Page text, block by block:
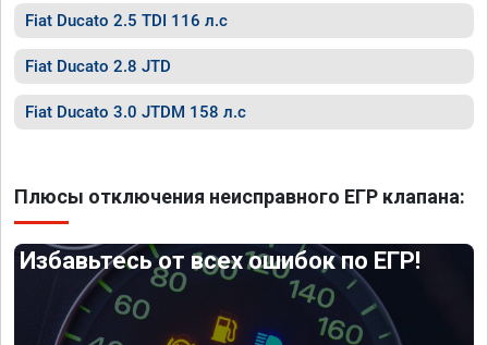
Fiat Ducato 2.5 TDI 116 л.с
Fiat Ducato 2.8 JTD
Fiat Ducato 3.0 JTDM 158 л.с
Плюсы отключения неисправного ЕГР клапана:
Избавьтесь от всех ошибок по ЕГР!